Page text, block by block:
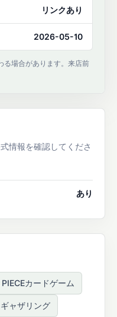
リンクあり
2026-05-10
る場合があります。来店前
情報を確認してくださ
あり
カードゲーム
ャザリング